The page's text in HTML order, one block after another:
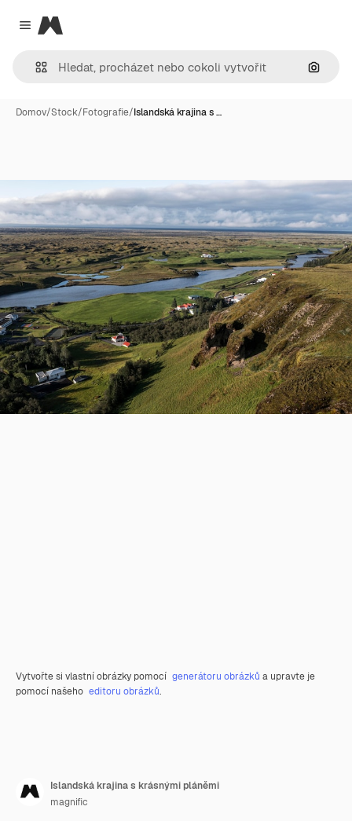
Close menu
Magnific
Hledat
Domov/Stock/Fotografie/Islandská krajina s …
Vytvořte si vlastní obrázky pomocí generátoru obrázků a upravte je
pomocí našeho editoru obrázků.
Islandská krajina s krásnými pláněmi
magnific